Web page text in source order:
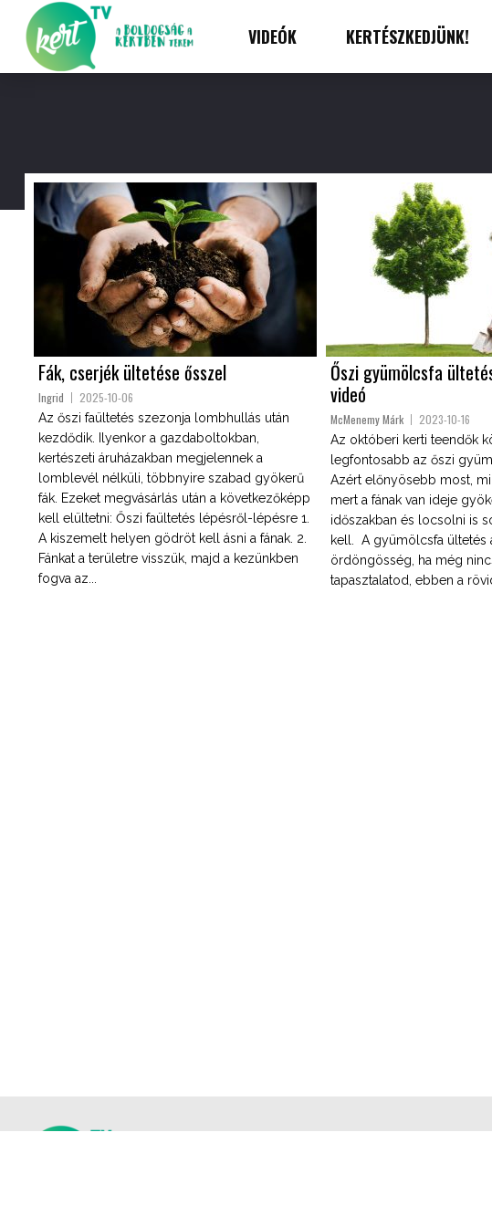
VIDEÓK KERTÉSZKEDJÜNK!
Fák, cserjék ültetése ősszel
Ingrid 2025-10-06
Az őszi faültetés szezonja lombhullás után
kezdődik. Ilyenkor a gazdaboltokban,
kertészeti áruházakban megjelennek a
lomblevél nélküli, többnyire szabad gyökerű
fák. Ezeket megvásárlás után a következőképp
kell elültetni: Őszi faültetés lépésről-lépésre 1.
A kiszemelt helyen gödröt kell ásni a fának. 2.
Fánkat a területre visszük, majd a kezünkben
fogva az...
Őszi gyümölcsfa
videó
McMenemy Márk 2023-10-16
Az októberi kerti teendők
legfontosabb az őszi
Azért előnyösebb most,
mert a fának van ideje
időszakban és locsolni is
kell. A gyümölcsfa ültetés
ördöngösség, ha még
tapasztalatod, ebben a